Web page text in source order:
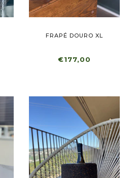
FRAPÉ DOURO XL
€177,00